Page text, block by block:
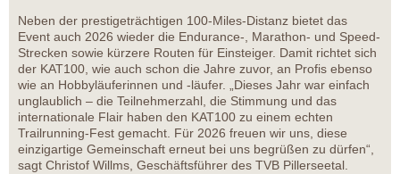
Neben der prestigeträchtigen 100-Miles-Distanz bietet das
Event auch 2026 wieder die Endurance-, Marathon- und Speed-
Strecken sowie kürzere Routen für Einsteiger. Damit richtet sich
der KAT100, wie auch schon die Jahre zuvor, an Profis ebenso
wie an Hobbyläuferinnen und -läufer. „Dieses Jahr war einfach
unglaublich – die Teilnehmerzahl, die Stimmung und das
internationale Flair haben den KAT100 zu einem echten
Trailrunning-Fest gemacht. Für 2026 freuen wir uns, diese
einzigartige Gemeinschaft erneut bei uns begrüßen zu dürfen“,
sagt Christof Willms, Geschäftsführer des TVB Pillerseetal.